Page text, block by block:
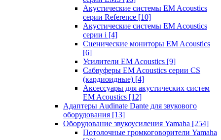
Акустические системы EM Acoustics
серии Reference [10]
Акустические системы EM Acoustics
серии i [4]
Сценические мониторы EM Acoustics
[6]
Усилители EM Acoustics [9]
Сабвуферы EM Acoustics серии CS
(кардиоидные) [4]
Аксессуары для акустических систем
EM Acoustics [12]
Адаптеры Audinate Dante для звукового
оборудования [13]
Оборудование звукоусиления Yamaha [254]
Потолочные громкоговорители Yamaha